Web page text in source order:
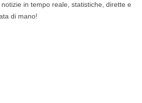
in tempo reale, statistiche, dirette e
di mano!